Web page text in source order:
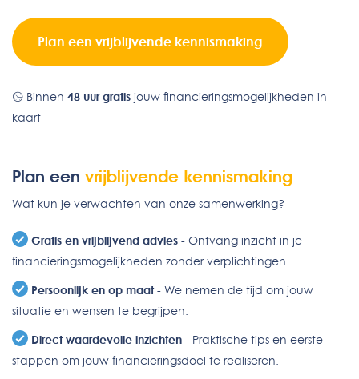
Plan een vrijblijvende kennismaking
Binnen 48 uur gratis jouw financieringsmogelijkheden in
kaart
Plan een vrijblijvende kennismaking
Wat kun je verwachten van onze samenwerking?
Gratis en vrijblijvend advies - Ontvang inzicht in je
financieringsmogelijkheden zonder verplichtingen.
Persoonlijk en op maat- We nemen de tijd om jouw
situatie en wensen te begrijpen.
Direct waardevolle inzichten - Praktische tips en eerste
stappen om jouw financieringsdoel te realiseren.